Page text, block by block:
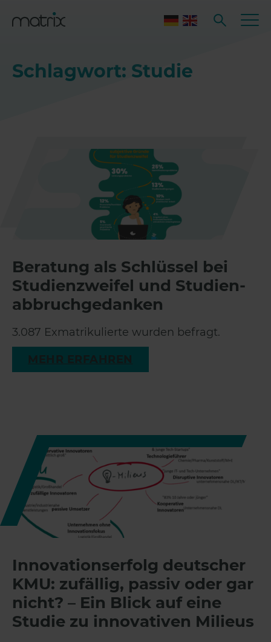
Schlagwort: Studie
Beratung als Schlüssel bei
Studienzweifel und Studien­
abbruch­gedanken
3.087 Exmatrikulierte wurden befragt.
Innovationserfolg deutscher
KMU: zufällig, passiv oder gar
nicht? – Ein Blick auf eine
Studie zu innovativen Milieus